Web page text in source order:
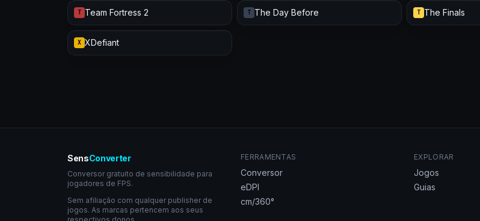
T Team Fortress 2 T The Day Before T The Finals
X XDefiant
SensConverter
Conversor gratuito de sensibilidade para
jogadores de FPS.
Sem afiliação com qualquer publisher de
jogos. As marcas pertencem aos seus
FERRAMENTAS
Conversor
eDPI
cm/360°
EXPLORAR
Jogos
Guias